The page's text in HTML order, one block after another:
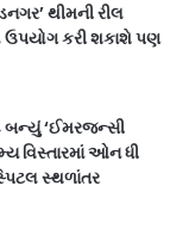
થીમની રીલ
ઉપયોગ કરી શકાશે પણ
બન્યું ‘ઈમરજન્સી
વિસ્તારમાં ઓન ધી
સ્થળાંતર